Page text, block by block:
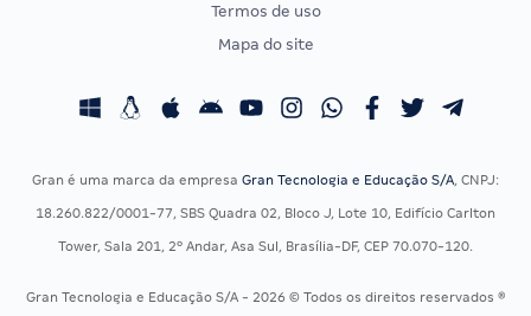
Concursos Fiscais
Residência Multiprofissional
Calendário OAB
Termos de uso
Mapa do site
Gran é uma marca da empresa Gran Tecnologia e Educação S/A, CNPJ:
18.260.822/0001-77, SBS Quadra 02, Bloco J, Lote 10, Edifício Carlton
Tower, Sala 201, 2º Andar, Asa Sul, Brasília-DF, CEP 70.070-120.
Gran Tecnologia e Educação S/A - 2026 © Todos os direitos reservados ®